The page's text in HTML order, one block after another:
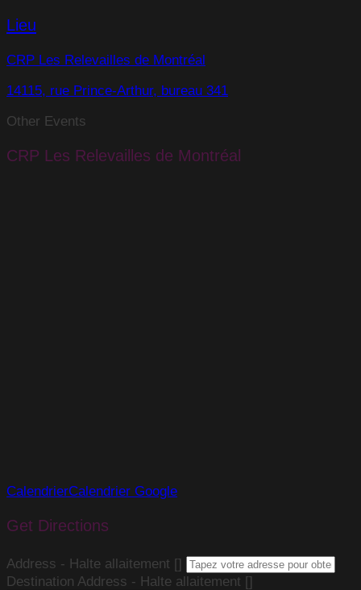
Lieu
CRP Les Relevailles de Montréal
14115, rue Prince-Arthur, bureau 341
Other Events
CRP Les Relevailles de Montréal
CalendrierCalendrier Google
Get Directions
Address - Halte allaitement []
Destination Address - Halte allaitement []